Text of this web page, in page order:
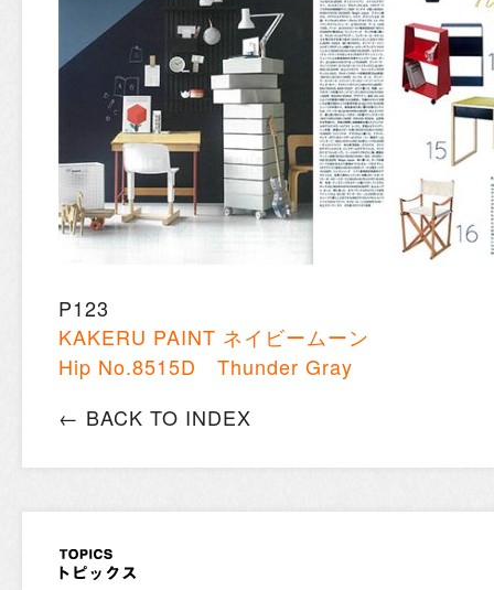
P123
KAKERU PAINT ネイビームーン
Hip No.8515D Thunder Gray
← BACK TO INDEX